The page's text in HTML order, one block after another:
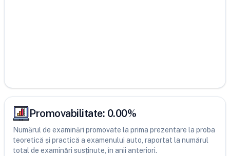
Promovabilitate: 0.00%
Numărul de examinări promovate la prima prezentare la proba
teoretică și practică a examenului auto, raportat la numărul
total de examinări susținute, în anii anteriori.